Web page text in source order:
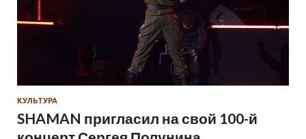
КУЛЬТУРА
SHAMAN пригласил на свой 100-й